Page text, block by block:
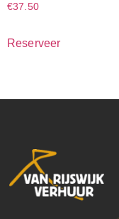
€37.50
Reserveer